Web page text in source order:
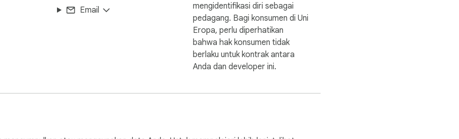
Email
mengidentifikasi diri sebagai
pedagang. Bagi konsumen di Uni
Eropa, perlu diperhatikan
bahwa hak konsumen tidak
berlaku untuk kontrak antara
Anda dan developer ini.